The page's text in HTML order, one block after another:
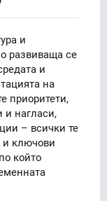
и
развиваща се
и
на
приоритети,
и нагласи,
– всички те
и ключови
който